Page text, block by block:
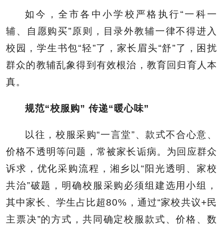
如今，全市各中小学校严格执行“一科一
辅、自愿购买”原则，目录外教辅一律不得进入
校园，学生书包“轻”了，家长眉头“舒”了，困扰
群众的教辅乱象得到有效根治，教育回归育人本
真。
规范“校服购” 传递“暖心味”
以往，校服采购“一言堂”、款式不合心意、
价格不透明等问题，常被家长诟病。为回应群众
诉求，优化采购流程，湘乡以“阳光透明、家校
共治”破题，明确校服采购必须组建选用小组，
其中家长、学生占比超80%，通过“家校共议+民
主票决”的方式，共同确定校服款式、价格、数